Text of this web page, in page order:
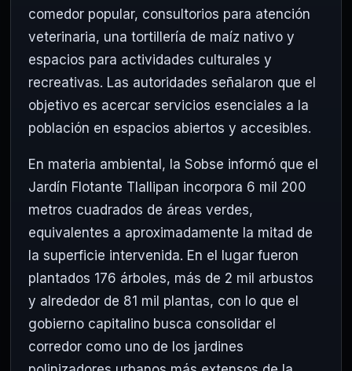
comedor popular, consultorios para atención
veterinaria, una tortillería de maíz nativo y
espacios para actividades culturales y
recreativas. Las autoridades señalaron que el
objetivo es acercar servicios esenciales a la
población en espacios abiertos y accesibles.
En materia ambiental, la Sobse informó que el
Jardín Flotante Tlallipan incorpora 6 mil 200
metros cuadrados de áreas verdes,
equivalentes a aproximadamente la mitad de
la superficie intervenida. En el lugar fueron
plantados 176 árboles, más de 2 mil arbustos
y alrededor de 81 mil plantas, con lo que el
gobierno capitalino busca consolidar el
corredor como uno de los jardines